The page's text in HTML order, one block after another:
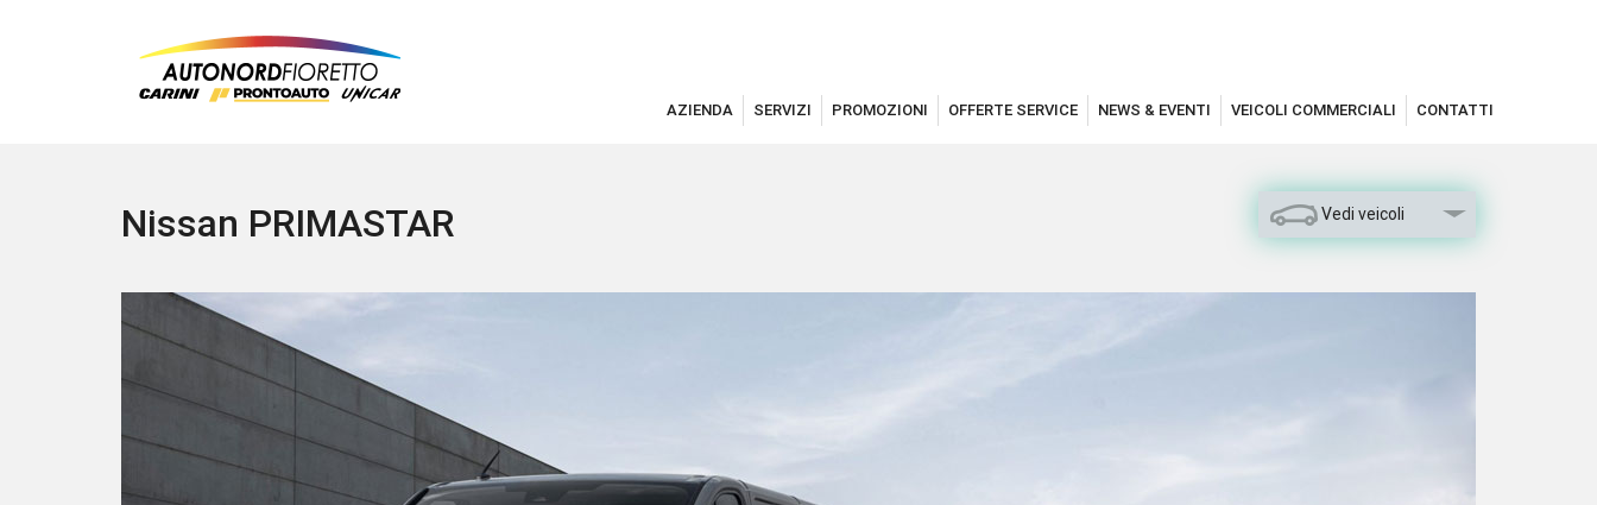
AZIENDA SERVIZI PROMOZIONI OFFERTE SERVICE NEWS & EVENTI VEICOLI COMMERCIALI CONTATTI
Nissan PRIMASTAR Vedi veicoli